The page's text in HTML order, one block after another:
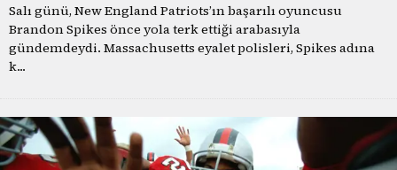
Salı günü, New England Patriots’ın başarılı oyuncusu
Brandon Spikes önce yola terk ettiği arabasıyla
gündemdeydi. Massachusetts eyalet polisleri, Spikes adına
k...